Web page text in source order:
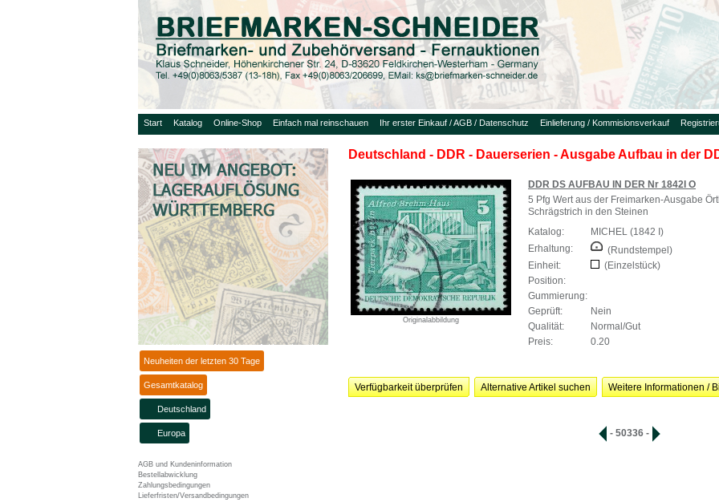
Start Katalog Online-Shop Einfach mal reinschauen Ihr erster Einkauf / AGB / Datenschutz Einlieferung / Kommisionsverkauf
Neuheiten der letzten 30 Tage
Gesamtkatalog
Deutschland
Europa
AGB und Kundeninformation
Bestellabwicklung
Zahlungsbedingungen
Lieferfristen/Versandbedingungen
Deutschland - DDR - Dauerserien - Ausgabe Aufbau in der
Originalabbildung
DDR DS AUFBAU IN DER Nr 1842I O
5 Pfg Wert aus der Freimarken-Ausgabe
Schrägstrich in den Steinen
Katalog:
MICHEL (1842 I)
Erhaltung:
(Rundstempel)
Einheit:
(Einzelstück)
Position:
Gummierung:
Geprüft:
Nein
Qualität:
Normal/Gut
Preis:
0.20
Verfügbarkeit überprüfen Alternative Artikel suchen Weitere Informationen /
- 50336 -